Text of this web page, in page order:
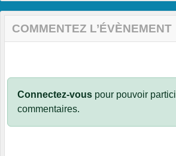
COMMENTEZ L’ÉVÈNEMENT
Connectez-vous pour pouvoir
commentaires.